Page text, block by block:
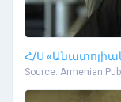
Հ/Ս
Source: Armenian